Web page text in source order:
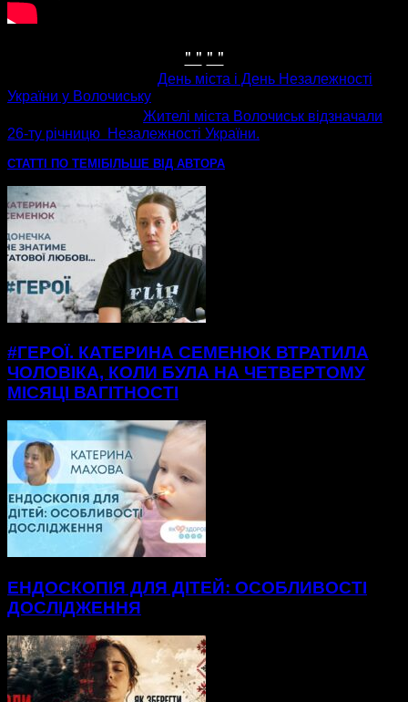
" " " "
День міста і День Незалежності
України у Волочиську
Жителі міста Волочиськ відзначали
26-ту річницю Незалежності України.
СТАТТІ ПО ТЕМІ БІЛЬШЕ ВІД АВТОРА
#ГЕРОЇ. КАТЕРИНА СЕМЕНЮК ВТРАТИЛА
ЧОЛОВІКА, КОЛИ БУЛА НА ЧЕТВЕРТОМУ
МІСЯЦІ ВАГІТНОСТІ
ЕНДОСКОПІЯ ДЛЯ ДІТЕЙ: ОСОБЛИВОСТІ
ДОСЛІДЖЕННЯ